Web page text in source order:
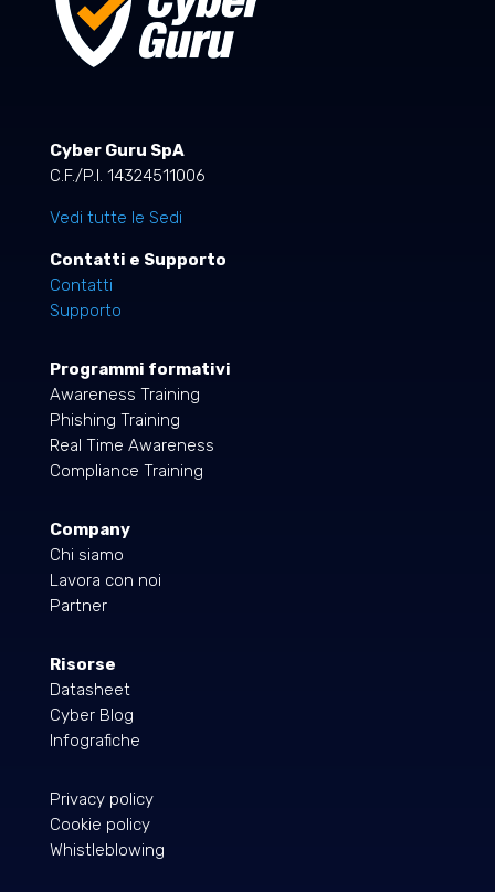
Cyber Guru SpA
C.F./P.I. 14324511006
Vedi tutte le Sedi
Contatti e Supporto
Contatti
Supporto
Programmi formativi
Awareness Training
Phishing Training
Real Time Awareness
Compliance Training
Company
Chi siamo
Lavora con noi
Partner
Risorse
Datasheet
Cyber Blog
Infografiche
Privacy policy
Cookie policy
Whistleblowing